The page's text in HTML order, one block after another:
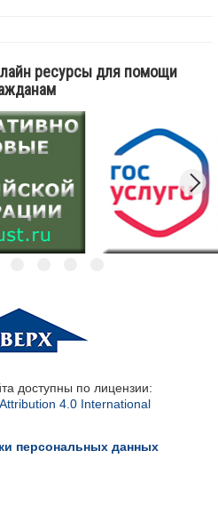
ресурсы для помощи
доступны по лицензии:
4.0 International
персональных данных